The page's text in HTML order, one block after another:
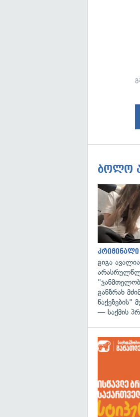
ბოლო
კრიმინალი
გიგა
განზრახ
წაქეზების"
— საქმის